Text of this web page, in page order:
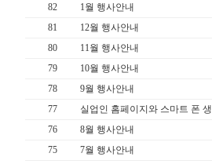
82
1월 행사안내
81
12월 행사안내
80
11월 행사안내
79
10월 행사안내
78
9월 행사안내
77
실업인 홈페이지와 스마트 폰
76
8월 행사안내
75
7월 행사안내